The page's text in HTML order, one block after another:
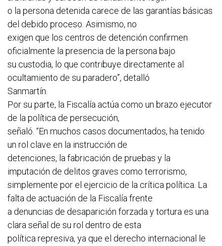
o la persona detenida carece de las garantías básicas
del debido proceso. Asimismo, no
exigen que los centros de detención confirmen
oficialmente la presencia de la persona bajo
su custodia, lo que contribuye directamente al
ocultamiento de su paradero”, detalló
Sanmartín.
Por su parte, la Fiscalía actúa como un brazo ejecutor
de la política de persecución,
señaló. “En muchos casos documentados, ha tenido
un rol clave en la instrucción de
detenciones, la fabricación de pruebas y la
imputación de delitos graves como terrorismo,
simplemente por el ejercicio de la crítica política. La
falta de actuación de la Fiscalía frente
a denuncias de desaparición forzada y tortura es una
clara señal de su rol dentro de esta
política represiva, ya que el derecho internacional le